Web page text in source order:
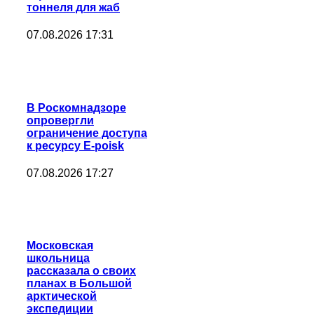
тоннеля для жаб
07.08.2026 17:31
В Роскомнадзоре
опровергли
ограничение доступа
к ресурсу E-poisk
07.08.2026 17:27
Московская
школьница
рассказала о своих
планах в Большой
арктической
экспедиции